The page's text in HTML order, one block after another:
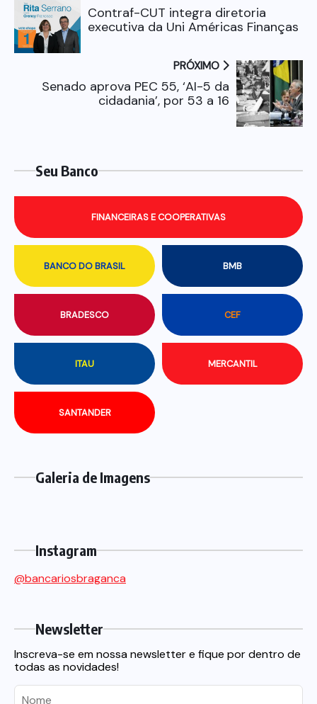
Contraf-CUT integra diretoria
executiva da Uni Américas Finanças
PRÓXIMO
Senado aprova PEC 55, ‘AI-5 da
cidadania’, por 53 a 16
Seu Banco
BANCO DO BRASIL BMB
BRADESCO CEF
FINANCEIRAS E COOPERATIVAS
ITAU MERCANTIL
SANTANDER
Galeria de Imagens
Instagram
@bancariosbraganca
Newsletter
Inscreva-se em nossa newsletter e fique por dentro de
todas as novidades!